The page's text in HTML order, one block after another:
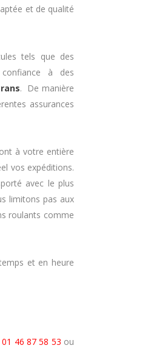
et de qualité
tels que des
à des
. De manière
assurances
à votre entière
vos expéditions.
avec le plus
limitons pas aux
roulants comme
et en heure
01 46 87 58 53 ou